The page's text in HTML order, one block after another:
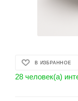
В ИЗБРАННОЕ
28 человек(а)